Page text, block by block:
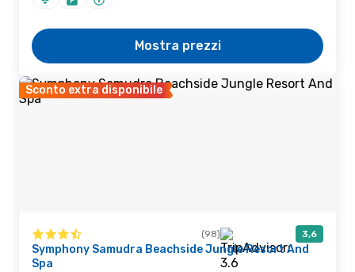
Mostra prezzi
Sconto extra disponibile
(98) 3,6
Symphony Samudra Beachside Jungle Resort And
Spa